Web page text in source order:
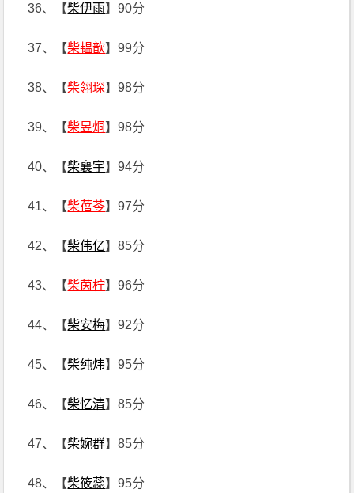
36、【柴伊雨】90分
37、【柴韫歆】99分
38、【柴翎琛】98分
39、【柴昱烔 】98分
40、【柴襄宇】94分
41、【柴蓓苓】97分
42、【柴伟亿】85分
43、【柴茵柠】96分
44、【柴安梅】92分
45、【柴纯炜】95分
46、【柴忆清】85分
47、【柴婉群】85分
48、【柴筱蕊】95分